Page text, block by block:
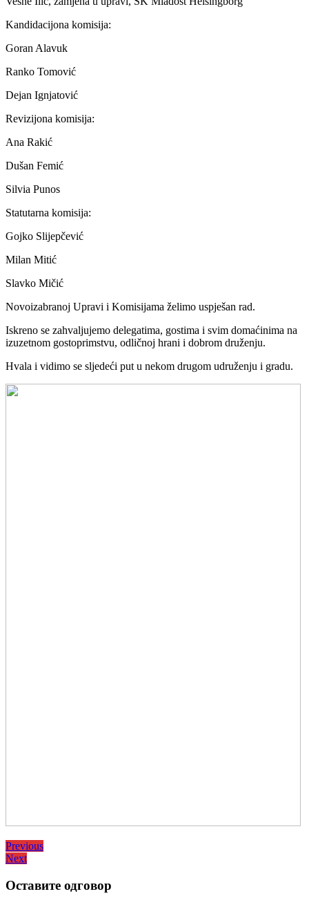
Kandidacijona komisija:
Goran Alavuk
Ranko Tomović
Dejan Ignjatović
Revizijona komisija:
Ana Rakić
Dušan Femić
Silvia Punos
Statutarna komisija:
Gojko Slijepčević
Milan Mitić
Slavko Mičić
Novoizabranoj Upravi i Komisijama želimo uspješan rad.
Iskreno se zahvaljujemo delegatima, gostima i svim domaćinima na
izuzetnom gostoprimstvu, odličnoj hrani i dobrom druženju.
Hvala i vidimo se sljedeći put u nekom drugom udruženju i gradu.
Кретање
чланка
PreviousPrevious
NextNext
Оставите одговор